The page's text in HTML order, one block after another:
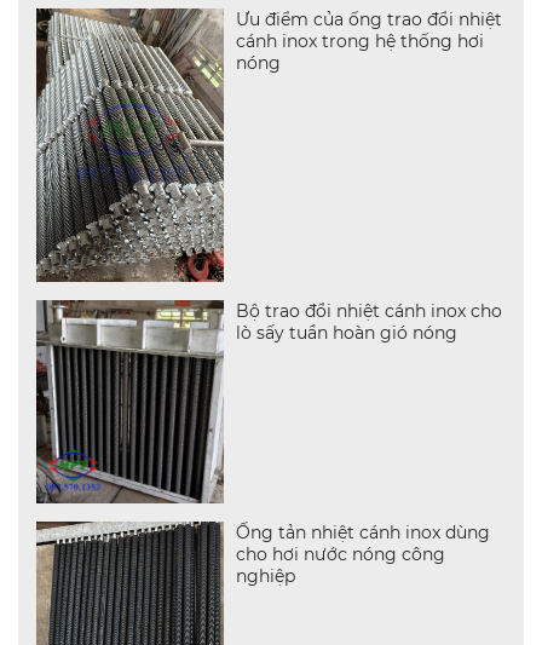
Ưu điểm của ống trao đổi nhiệt
cánh inox trong hệ thống hơi
nóng
Bộ trao đổi nhiệt cánh inox cho
lò sấy tuần hoàn gió nóng
Ống tản nhiệt cánh inox dùng
cho hơi nước nóng công
nghiệp